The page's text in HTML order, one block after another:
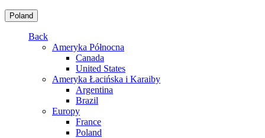
Poland
Back
Ameryka Północna
Canada
United States
Ameryka Łacińska i Karaiby
Argentina
Brazil
Europy
France
Poland